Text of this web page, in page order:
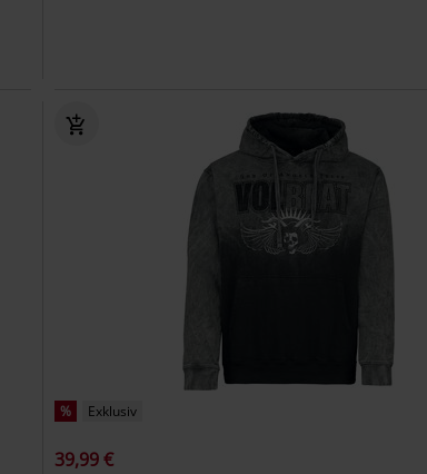
% Exklusiv
39,99 €